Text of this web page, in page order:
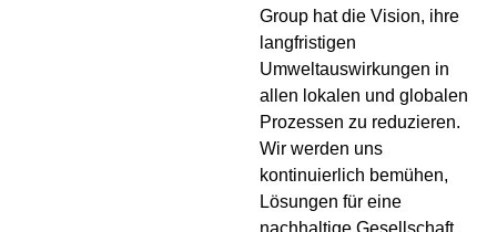
Group hat die Vision, ihre
langfristigen
Umweltauswirkungen in
allen lokalen und globalen
Prozessen zu reduzieren.
Wir werden uns
kontinuierlich bemühen,
Lösungen für eine
nachhaltige Gesellschaft